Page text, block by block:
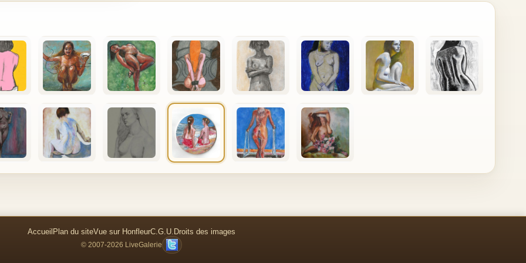
Accueil Plan du siteVue sur HonfleurC.G.U. Droits des images
© 2007-2026 LiveGalerie